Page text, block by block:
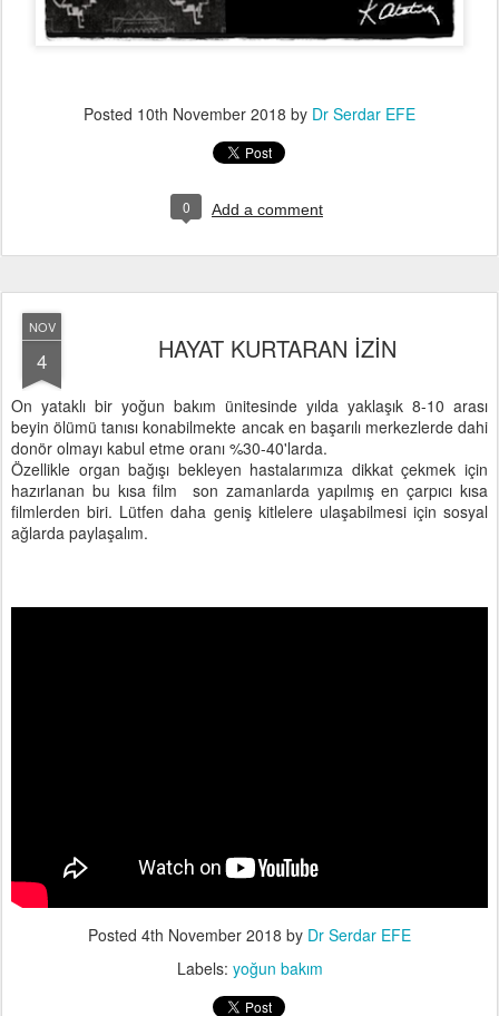
Posted 10th November 2018 by Dr Serdar EFE
0 Add a comment
NOV
4 HAYAT KURTARAN İZİN
On yataklı bir yoğun bakım ünitesinde yılda yaklaşık 8-10 arası
beyin ölümü tanısı konabilmekte ancak en başarılı merkezlerde dahi
donör olmayı kabul etme oranı %30-40'larda.
Özellikle organ bağışı bekleyen hastalarımıza dikkat çekmek için
hazırlanan bu kısa film son zamanlarda yapılmış en çarpıcı kısa
filmlerden biri. Lütfen daha geniş kitlelere ulaşabilmesi için sosyal
ağlarda paylaşalım.
Posted 4th November 2018 by Dr Serdar EFE
Labels: yoğun bakım